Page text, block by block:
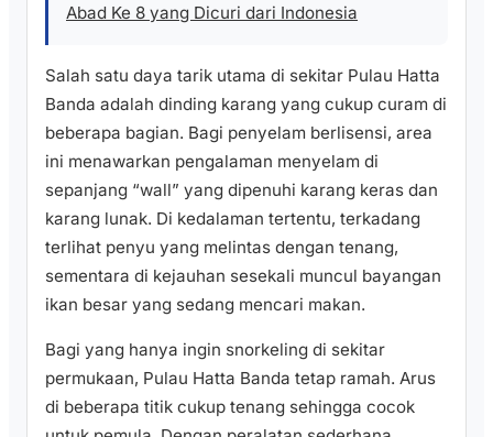
Abad Ke 8 yang Dicuri dari Indonesia
Salah satu daya tarik utama di sekitar Pulau Hatta
Banda adalah dinding karang yang cukup curam di
beberapa bagian. Bagi penyelam berlisensi, area
ini menawarkan pengalaman menyelam di
sepanjang “wall” yang dipenuhi karang keras dan
karang lunak. Di kedalaman tertentu, terkadang
terlihat penyu yang melintas dengan tenang,
sementara di kejauhan sesekali muncul bayangan
ikan besar yang sedang mencari makan.
Bagi yang hanya ingin snorkeling di sekitar
permukaan, Pulau Hatta Banda tetap ramah. Arus
di beberapa titik cukup tenang sehingga cocok